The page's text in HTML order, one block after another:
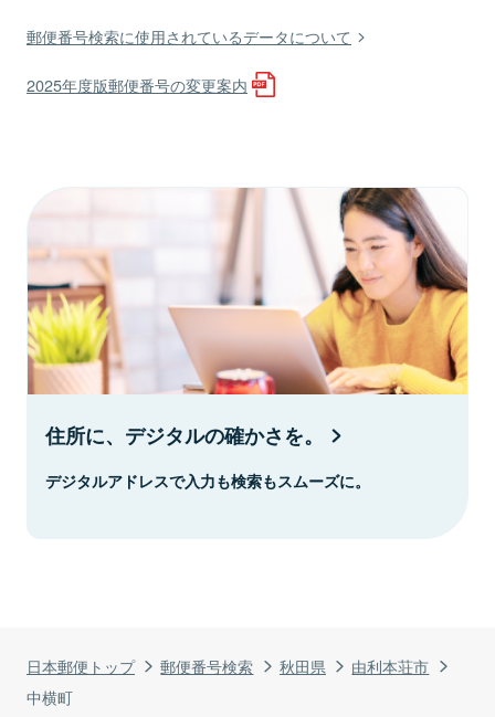
日本郵便トップ 郵便番号検索 秋田県
由利本荘市
中横町
郵便番号検索に使用されているデータについて
2025年度版郵便番号の変更案内
住所に、デジタルの確かさを。
デジタルアドレスで入力も検索もスムーズに。